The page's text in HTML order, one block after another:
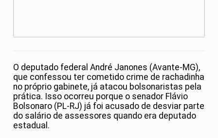
O deputado federal André Janones (Avante-MG),
que confessou ter cometido crime de rachadinha
no próprio gabinete, já atacou bolsonaristas pela
prática. Isso ocorreu porque o senador Flávio
Bolsonaro (PL-RJ) já foi acusado de desviar parte
do salário de assessores quando era deputado
estadual.